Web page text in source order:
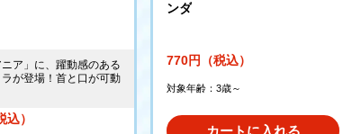
ア」に、躍動感のある
が登場！首と口が可動
）
ンダ
770円（税込）
対象年齢：3歳～